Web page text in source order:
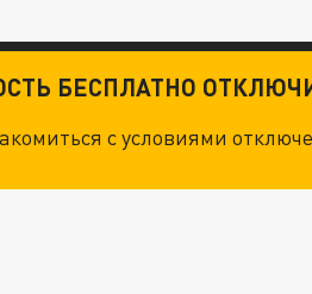
БЕСПЛАТНО
с условиями